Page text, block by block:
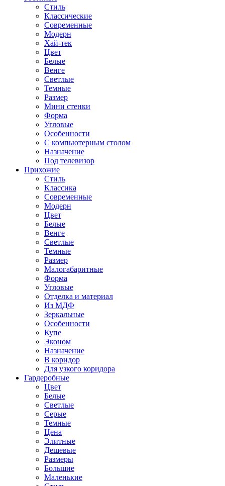
Стиль
Классические
Современные
Модерн
Хай-тек
Цвет
Белые
Венге
Светлые
Темные
Размер
Мини стенки
Форма
Угловые
Особенности
С компьютерным столом
Назначение
Под телевизор
Прихожие
Стиль
Классика
Современные
Модерн
Цвет
Белые
Венге
Светлые
Темные
Размер
Малогабаритные
Форма
Угловые
Отделка и материал
Из МДФ
Зеркальные
Особенности
Купе
Эконом
Назначение
В коридор
Для узкого коридора
Гардеробные
Цвет
Белые
Светлые
Серые
Темные
Цена
Элитные
Дешевые
Размеры
Большие
Маленькие